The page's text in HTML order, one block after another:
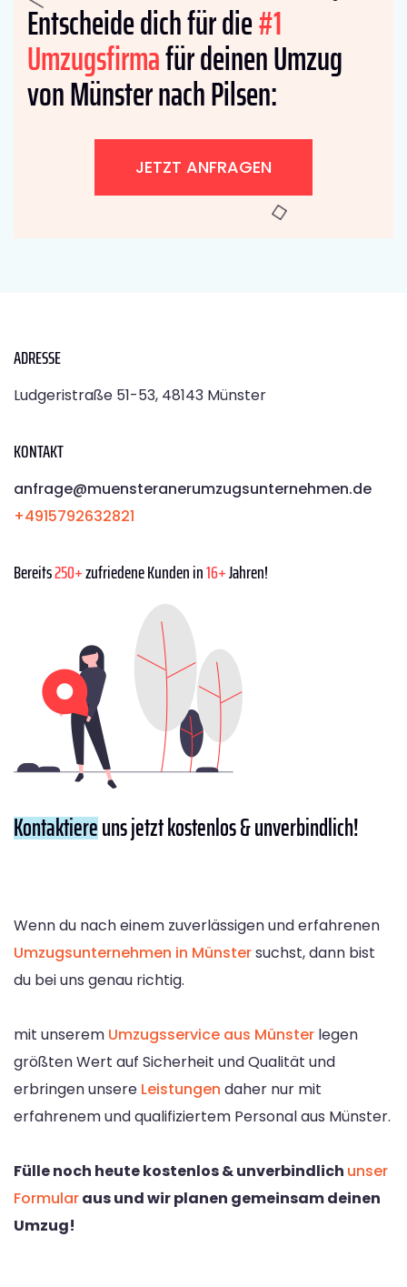
Entscheide dich für die#1
Umzugsfirmafür deinen Umzug
von Münster nach Pilsen:
JETZT ANFRAGEN
ADRESSE
Ludgeristraße 51-53, 48143 Münster
KONTAKT
anfrage@muensteranerumzugsunternehmen.de
+4915792632821
Bereits250+zufriedene Kunden in16+Jahren!
Kontaktiereuns jetzt kostenlos & unverbindlich!
Wenn du nach einem zuverlässigen und erfahrenen
Umzugsunternehmen in Münstersuchst, dann bist
du bei uns genau richtig.
mit unserem Umzugsservice aus Münster legen
größten Wert auf Sicherheit und Qualität und
erbringen unsere Leistungen daher nur mit
erfahrenem und qualifiziertem Personal aus Münster.
Fülle noch heute kostenlos & unverbindlich unser
Formularaus und wir planen gemeinsam deinen
Umzug!